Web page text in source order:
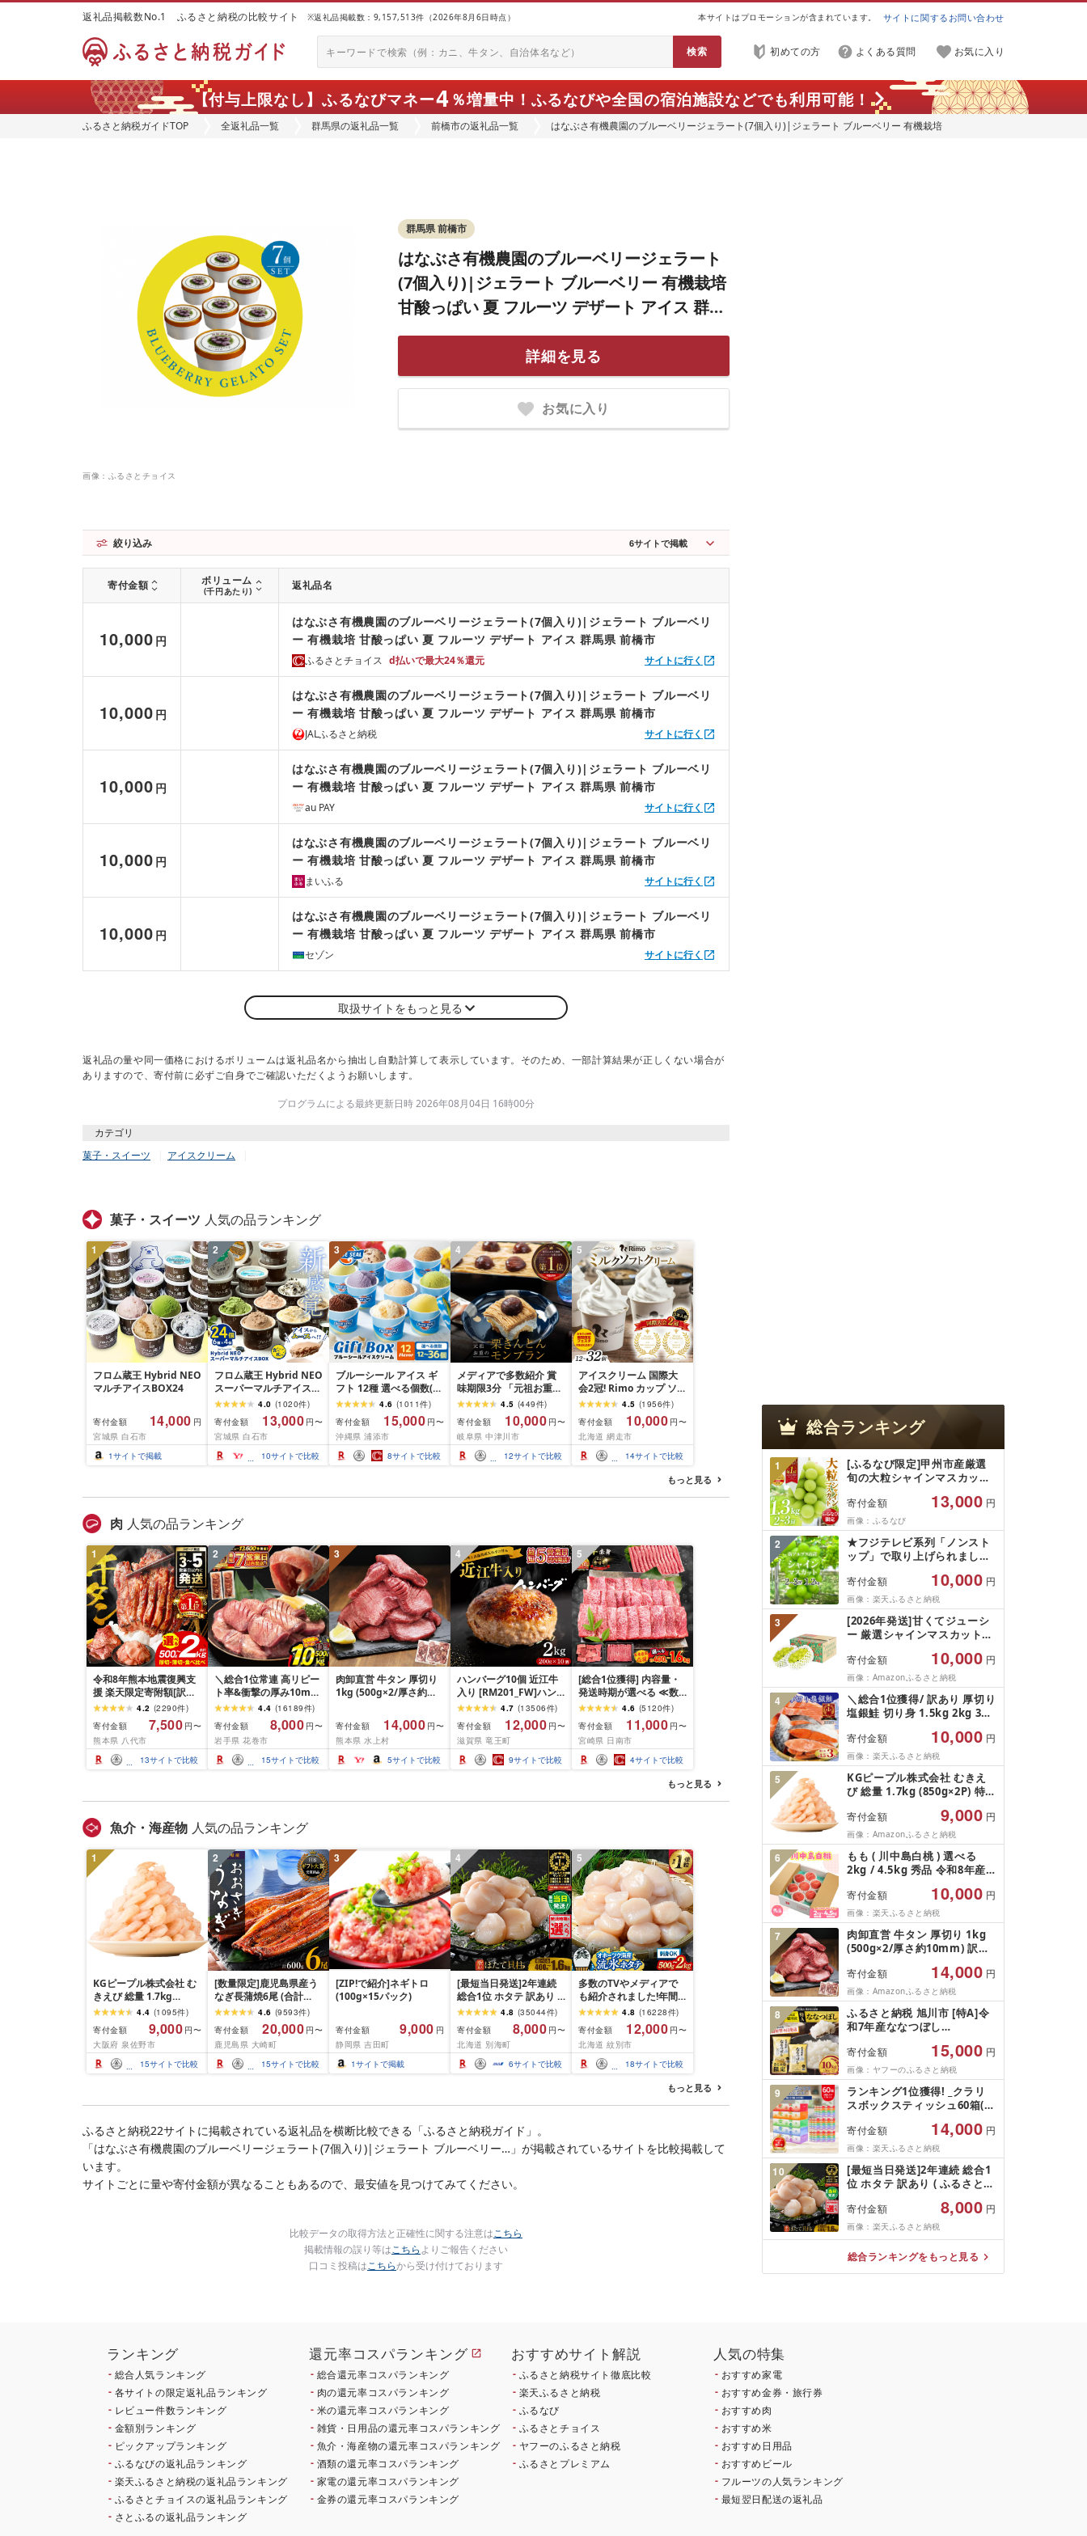
返礼品掲載数No.1 ふるさと納税の比較サイト ※返礼品掲載数：9,157,513件（2026年8月6日時点） 本サイトはプロモーションが含まれています。 サイトに関するお問い合わせ
初めての方 よくある質問 お気に入り
【付与上限なし】ふるなびマネー4％増量中！ ふるなびや全国の宿泊施設などでも利用可能！
ふるさと納税ガイドTOP 全返礼品一覧 群馬県の返礼品一覧 前橋市の返礼品一覧
はなぶさ有機農園のブルーベリージェラート(7個入り)|ジェラート ブルーベリー 有機栽培
画像：ふるさとチョイス
群馬県 前橋市
はなぶさ有機農園のブルーベリージェラート
(7個入り)|ジェラート ブルーベリー 有機栽培
甘酸っぱい 夏 フルーツ デザート アイス 群馬
県 前橋市
詳細を見る
お気に入り
絞り込み 6サイトで掲載
寄付金額 ボリューム
(千円あたり) 返礼品名
10,000 円
ふるさとチョイス
はなぶさ有機農園のブルーベリージェラート(7個入り)|ジェラート ブルーベリ
ー 有機栽培 甘酸っぱい 夏 フルーツ デザート アイス 群馬県 前橋市
d払いで最大24％還元 サイトに行く
10,000 円
JALふるさと納税
はなぶさ有機農園のブルーベリージェラート(7個入り)|ジェラート ブルーベリ
ー 有機栽培 甘酸っぱい 夏 フルーツ デザート アイス 群馬県 前橋市
サイトに行く
10,000 円
au PAY
はなぶさ有機農園のブルーベリージェラート(7個入り)|ジェラート ブルーベリ
ー 有機栽培 甘酸っぱい 夏 フルーツ デザート アイス 群馬県 前橋市
サイトに行く
10,000 円
まいふる
はなぶさ有機農園のブルーベリージェラート(7個入り)|ジェラート ブルーベリ
ー 有機栽培 甘酸っぱい 夏 フルーツ デザート アイス 群馬県 前橋市
サイトに行く
10,000 円
セゾン
はなぶさ有機農園のブルーベリージェラート(7個入り)|ジェラート ブルーベリ
ー 有機栽培 甘酸っぱい 夏 フルーツ デザート アイス 群馬県 前橋市
サイトに行く
取扱サイトをもっと見る
返礼品の量や同一価格におけるボリュームは返礼品名から抽出し自動計算して表示しています。そのため、一部計算結果が正しくない場合が
ありますので、寄付前に必ずご自身でご確認いただくようお願いします。
プログラムによる最終更新日時 2026年08月04日 16時00分
カテゴリ
菓子・スイーツ
アイスクリーム
菓子・スイーツ 人気の品ランキング
1
フロム蔵王 Hybrid NEO
マルチアイスBOX24
寄付金額 14,000 円
宮城県 白石市
1サイトで掲載
2
フロム蔵王 Hybrid NEO
スーパーマルチアイス
BOX 24個 6種 各4個 |
クッキーミルク キャラ
メル ミルク チョコ いち
ご 抹茶 アイス カップ ス
イーツ 白石市 山田乳業
ふるさと納税 宮城県 白
4.0 (1020件)
寄付金額
13,000 円〜
宮城県 白石市
10サイトで比較
3
ブルーシール アイス ギ
フト 12種 選べる個数(12
個〜36個)[高評価
★4.58]| ブルーシールア
イス ブルーシールアイ
スクリーム 着日指定可
能 送料無料 ジェラート
沖縄県 バースデー 贈り
4.6 (1011件)
寄付金額
15,000 円〜
沖縄県 浦添市
8サイトで比較
4
メディアで多数紹介 賞
味期限3分 「元祖お重の
栗きんとんモンブラン」
未来のご褒美 スイーツ
栗 モンブラン くりきん
とん デザート ご褒美 お
取り寄せ くり お菓子 菓
4.5 (449件)
寄付金額
10,000 円〜
岐阜県 中津川市
12サイトで比較
5
アイスクリーム 国際大
会2冠! Rimo カップ ソフ
トクリーム 選べる
120ml × 12~32個 [ ふる
さと納税 アイス ふるさ
と納税 アイスクリーム
セット ふるさと納税 ジ
ェラート 北海道 人気 ス
イーツ ランキング お菓
4.5 (1956件)
寄付金額
10,000 円〜
北海道 網走市
14サイトで比較
もっと見る
肉 人気の品ランキング
1
令和8年熊本地震復興支
援 楽天限定寄附額[訳あ
り]牛タン 500g〜2kg 肉
牛肉 訳あり 牛タン 冷凍
小分け 厚切り 薄切り 食
べ比べ 500g 1kg 1.5kg
2kg 牛 人気 ビーフ 牛た
ん ふるさと納税 ランキ
4.2 (2290件)
寄付金額
7,500 円〜
熊本県 八代市
13サイトで比較
2
＼総合1位常連 高リピー
ト率&衝撃の厚み10mm
厚切り牛タン 塩味/ ≪ス
ピード発送!!10営業日以
内発送≫ 選べる内容量
500g / 1kg 定期便 毎月
届く 牛肉 肉 BBQ ふるさ
と 人気 ランキング 岩手
4.4 (16189件)
寄付金額
8,000 円〜
岩手県 花巻市
15サイトで比較
3
肉卸直営 牛タン 厚切り
1kg (500g×2/厚さ約
牛肉 焼肉 冷凍 スライス
業務用 バーベキュー
BBQ おつまみ ギフト お
祝い お中元 夏ギフト
寄付金額 14,000 円〜
熊本県 水上村
5サイトで比較
4
ハンバーグ10個 近江牛
入り [RM201_FW]ハン
バーグ
4.7 (13506件)
寄付金額
12,000 円〜
滋賀県 竜王町
9サイトで比較
5
[総合1位獲得] 内容量・
発送時期が選べる ≪数
量限定≫ 宮崎牛 赤身 ス
ライス 焼肉 国産 肉 牛肉
薄切り 黒毛和牛 A4 A5
人気 小分け 焼き肉 すき
焼き しゃぶしゃぶ 牛丼
BBQ ギフト 贈り物 おす
すめ 畜産農家応援 ミヤ
4.6 (5120件)
寄付金額
11,000 円〜
宮崎県 日南市
4サイトで比較
もっと見る
魚介・海産物 人気の品ランキング
1
KGピープル株式会社 む
きえび 総量 1.7kg
(850g×2P) 特大 5Lサイ
ズ バナメイエビ バラ凍
結 下処理不要 サイズ不
揃い 訳あり
4.4 (1095件)
寄付金額
9,000 円〜
大阪府 泉佐野市
15サイトで比較
2
[数量限定]鹿児島県産う
なぎ長蒲焼6尾 (合計
600g以上)4.6 (9593件)
寄付金額
20,000 円〜
鹿児島県 大崎町
15サイトで比較
3
[ZIP!で紹介]ネギトロ
(100g×15パック)
寄付金額 9,000 円
静岡県 吉田町
1サイトで掲載
4
[最短当日発送]2年連続
総合1位 ホタテ 訳あり (
ふるさと納税 ほたて ふ
るさと納税 訳あり 帆立
ふるさと わけあり ホタ
テ貝柱 貝 人気 不揃い 刺
身 規格外 魚介 ランキン
グ 海鮮 冷凍 発送時期が
4.8 (35044件)
寄付金額
8,000 円〜
北海道 別海町
6サイトで比較
5
多数のTVやメディアで
も紹介されました!年間
総合ランキング4年連続1
位!北海道オホーツク海
産ホタテ玉冷 | ホタテ
ほたて hotate 帆立 貝柱
刺身 冷凍 貝 訳あり わけ
あり ワケアリ 大粒 サイ
ズ不揃い バラエティ 選
4.8 (16228件)
寄付金額
12,000 円〜
北海道 紋別市
18サイトで比較
もっと見る
ふるさと納税22サイトに掲載されている返礼品を横断比較できる「ふるさと納税ガイド」。
「はなぶさ有機農園のブルーベリージェラート(7個入り)|ジェラート ブルーベリー…」が掲載されているサイトを比較掲載して
います。
サイトごとに量や寄付金額が異なることもあるので、最安値を見つけてみてください。
比較データの取得方法と正確性に関する注意はこちら
掲載情報の誤り等はこちらよりご報告ください
口コミ投稿はこちらから受け付けております
総合ランキング
1
[ふるなび限定]甲州市産厳選
旬の大粒シャインマスカット
(MG)B12-472 FN-Limited-
VO シャインマスカット フル
ーツ
寄付金額 13,000 円
画像：ふるなび
2
★フジテレビ系列「ノンスト
ップ」で取り上げられました!
ルプス市産シャインマスカッ
ト1.2kg以上(2〜3房)ふるさと
納税 おすすめ 山梨県 南アル
プス市 送料無料 AL
寄付金額 10,000 円
画像：楽天ふるさと納税
3
[2026年発送]甘くてジューシ
ー 厳選シャインマスカット
日)から10月下旬までの発送)
フルーツ ぶどう 果物 山梨県
産 2026 旬 大粒 高級 ブドウ
葡萄 富士吉田市
寄付金額 10,000 円
画像：Amazonふるさと納税
4
＼総合1位獲得/ 訳あり 厚切り
塩銀鮭 切り身 1.5kg 2kg 3kg
さけ しゃけ サーモン 魚 魚介
類 魚介 魚貝 水産 海鮮 海産物
冷凍 厚切 肉 厚 塩鮭 銀鮭 ふ
るさと 送料無料 切身 規格外
千葉県 銚子市 銚子東洋
寄付金額 10,000 円
画像：楽天ふるさと納税
5
KGピープル株式会社 むきえ
び 総量 1.7kg (850g×2P) 特大
凍結 下処理不要 サイズ不揃い
訳あり
寄付金額 9,000 円
画像：Amazonふるさと納税
6
もも ( 川中島白桃 ) 選べる
2kg / 4.5kg 秀品 令和8年産
白桃 果物 フルーツ のし 贈答
ギフト おすそ分け 期間限定
冷蔵便 送料無料 産地直送 お
取り寄せ [ 山形県 天童市 ]
寄付金額 10,000 円
画像：楽天ふるさと納税
7
肉卸直営 牛タン 厚切り 1kg
(500g×2/厚さ約10mm) 訳あ
ライス 業務用 バーベキュー
BBQ おつまみ ギフト お祝い
お中元 夏ギフト
寄付金額 14,000 円
画像：Amazonふるさと納税
8
ふるさと納税 旭川市 [特A]令
和7年産ななつぼし
お米[さとふる限定]_05957
寄付金額 15,000 円
画像：ヤフーのふるさと納税
9
ランキング1位獲得! _クラリ
スボックスティッシュ60箱(1
セット)_ ティッシュ ティッシ
ュペーパー 日用品 常備品 生
活用品 まとめ買い [配送不可
地域:離島・沖縄県]
寄付金額 14,000 円
画像：楽天ふるさと納税
10
[最短当日発送]2年連続 総合1
位 ホタテ 訳あり ( ふるさと納
り 帆立 ふるさと わけあり ホ
タテ貝柱 貝 人気 不揃い 刺身
規格外 魚介 ランキング 海鮮
冷凍 発送時期が選べる 北海道
別海町 )(クラウドファンディ
寄付金額 8,000 円
画像：楽天ふるさと納税
総合ランキングをもっと見る
ランキング
総合人気ランキング
各サイトの限定返礼品ランキング
レビュー件数ランキング
金額別ランキング
ピックアップランキング
ふるなびの返礼品ランキング
楽天ふるさと納税の返礼品ランキング
ふるさとチョイスの返礼品ランキング
さとふるの返礼品ランキング
還元率コスパランキング
総合還元率コスパランキング
肉の還元率コスパランキング
米の還元率コスパランキング
雑貨・日用品の還元率コスパランキング
魚介・海産物の還元率コスパランキング
酒類の還元率コスパランキング
家電の還元率コスパランキング
金券の還元率コスパランキング
おすすめサイト解説
ふるさと納税サイト徹底比較
楽天ふるさと納税
ふるなび
ふるさとチョイス
ヤフーのふるさと納税
ふるさとプレミアム
人気の特集
おすすめ家電
おすすめ金券・旅行券
おすすめ肉
おすすめ米
おすすめ日用品
おすすめビール
フルーツの人気ランキング
最短翌日配送の返礼品